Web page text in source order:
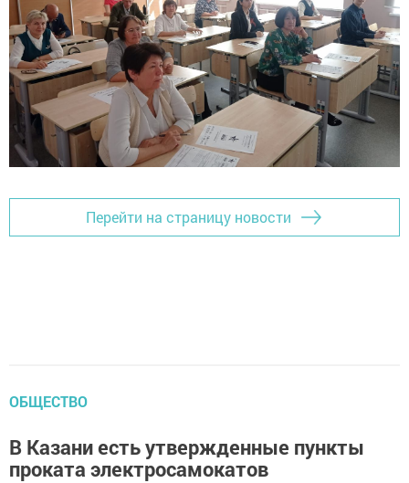
Перейти на страницу новости
ОБЩЕСТВО
В Казани есть утвержденные пункты
проката электросамокатов